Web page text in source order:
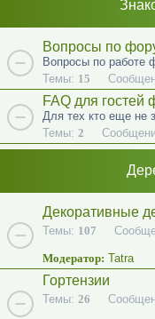
Вопросы по
Вопросы по работе
Темы: 15
FAQ для гостей
Для тех кто еще не
Темы: 2
Декоративные
Темы: 107
Модератор: Tatra
Гортензии
Темы: 26